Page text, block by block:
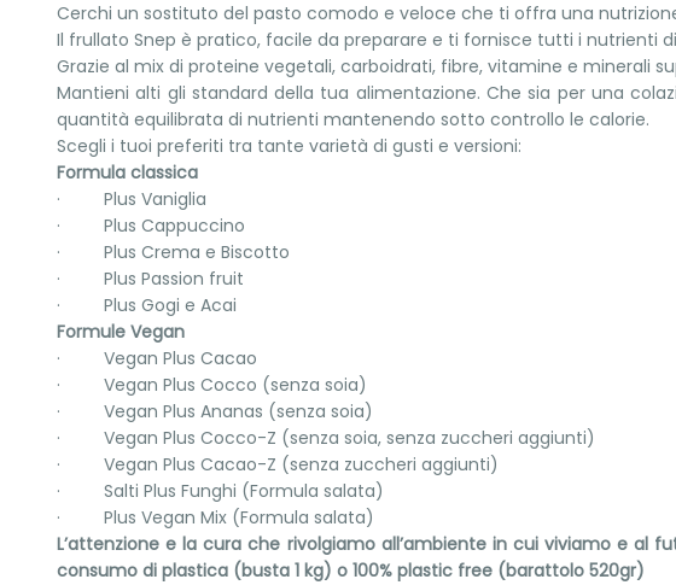
Cerchi un sostituto del pasto comodo e veloce che ti offra una
Il frullato Snep è pratico, facile da preparare e ti fornisce tutti i nutrienti
Grazie al mix di proteine vegetali, carboidrati, fibre, vitamine e minerali
Mantieni alti gli standard della tua alimentazione. Che sia per una
quantità equilibrata di nutrienti mantenendo sotto controllo le calorie.
Scegli i tuoi preferiti tra tante varietà di gusti e versioni:
Formula classica
· Plus Vaniglia
· Plus Cappuccino
· Plus Crema e Biscotto
· Plus Passion fruit
· Plus Gogi e Acai
Formule Vegan
· Vegan Plus Cacao
· Vegan Plus Cocco (senza soia)
· Vegan Plus Ananas (senza soia)
· Vegan Plus Cocco-Z (senza soia, senza zuccheri aggiunti)
· Vegan Plus Cacao-Z (senza zuccheri aggiunti)
· Salti Plus Funghi (Formula salata)
· Plus Vegan Mix (Formula salata)
L’attenzione e la cura che rivolgiamo all’ambiente in cui viviamo e al
consumo di plastica (busta 1 kg) o 100% plastic free (barattolo 520gr)